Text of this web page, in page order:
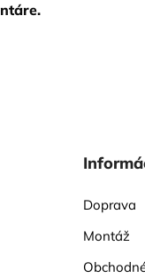
Doprava
Montáž